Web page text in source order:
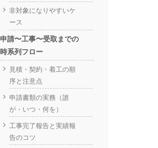
非対象になりやすいケ
ース
申請〜工事〜受取までの
時系列フロー
見積・契約・着工の順
序と注意点
申請書類の実務（誰
が・いつ・何を）
工事完了報告と実績報
告のコツ